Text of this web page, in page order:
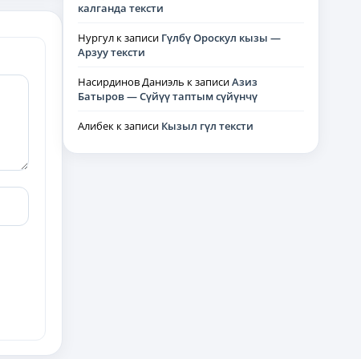
калганда тексти
Нургул к записи Гүлбү Ороскул кызы —
Арзуу тексти
Насирдинов Даниэль к записиАзиз
Батыров — Сүйүү таптым сүйүнчү
Алибек к записи Кызыл гүл тексти